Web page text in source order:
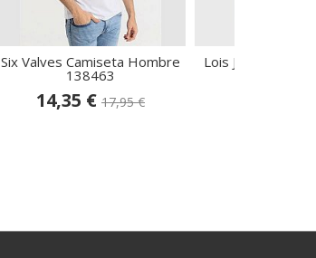
Six Valves Camiseta Hombre
138463
14,35 € 17,95 €
Lois Jeans